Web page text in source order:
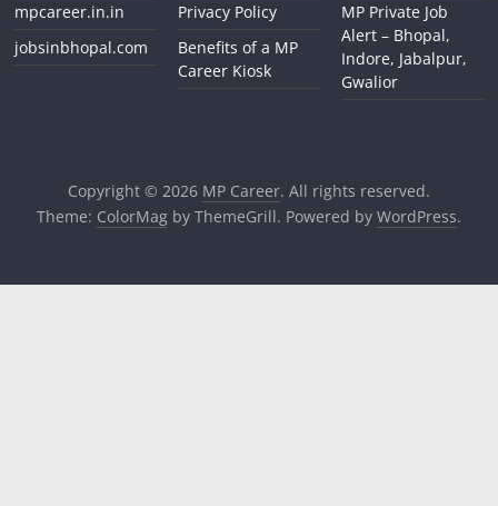
mpcareer.in.in
jobsinbhopal.com
Privacy Policy
Benefits of a MP
Career Kiosk
MP Private Job
Alert – Bhopal,
Indore, Jabalpur,
Gwalior
Copyright © 2026 MP Career. All rights reserved.
Theme: ColorMagby ThemeGrill. Powered by WordPress.